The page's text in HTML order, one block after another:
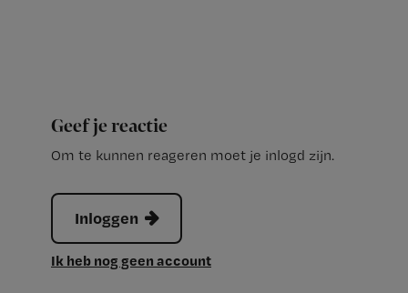
Geef je reactie
Om te kunnen reageren moet je inlogd zijn.
Inloggen
Ik heb nog geen account